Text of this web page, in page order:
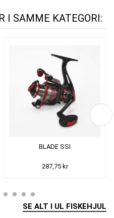
I SAMME KATEGORI:
BLADE SSI
287,75 kr
SE ALT I UL FISKEHJUL